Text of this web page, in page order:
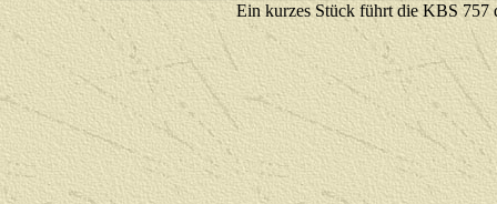
Ein kurzes Stück führt die KBS 757